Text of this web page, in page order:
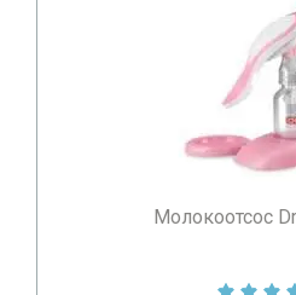
Молокоотсос